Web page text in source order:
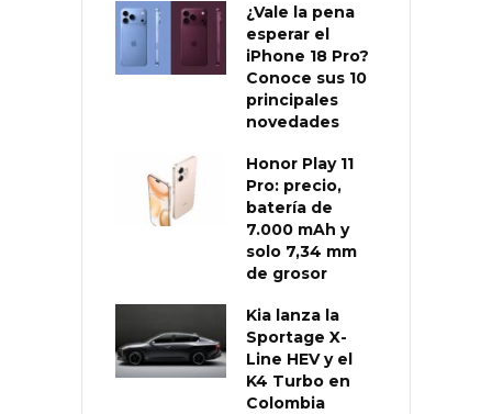
¿Vale la pena
esperar el
iPhone 18 Pro?
Conoce sus 10
principales
novedades
Honor Play 11
Pro: precio,
batería de
7.000 mAh y
solo 7,34 mm
de grosor
Kia lanza la
Sportage X-
Line HEV y el
K4 Turbo en
Colombia